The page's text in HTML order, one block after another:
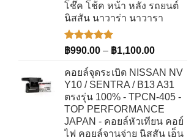
โช๊ค โช้ค หน้า หลัง รถยนต์
นิสสัน นาวาร่า นาวารา
ให้คะแนน
1-5
คะแนน
฿990.00 – ฿1,100.00Price
฿990.00
through
฿1,100.00
คอยล์จุดระเบิด NISSAN NV
Y10 / SENTRA / B13 A31
ตรงรุ่น 100% - TPCN-405 -
TOP PERFORMANCE
JAPAN - คอยล์หัวเทียน คอย์
ไฟ คอยล์จานจ่าย นิสสัน เอ็น